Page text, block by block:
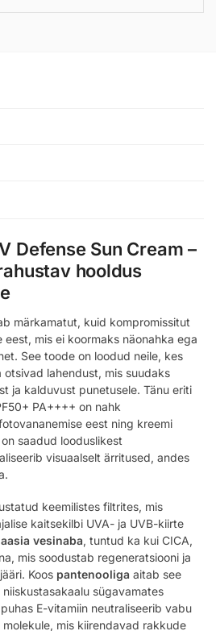
Defense Sun Cream –
hooldus
märkamatut, kuid kompromissitut
mis ei koormaks näonahka ega
See toode on loodud neile, kes
lahendust, mis suudaks
ja kalduvust punetusele. Tänu eriti
PA++++ on nahk
eest ning kreemi
saadud looduslikest
visuaalselt ärritused, andes
keemilistes filtrites, mis
kaitsekilbi UVA- ja UVB-kiirte
aasia vesinaba, tuntud ka kui CICA,
mis soodustab regeneratsiooni ja
Koos pantenooliga aitab see
sügavamates
E-vitamiin neutraliseerib vabu
mis kiirendavad rakkude